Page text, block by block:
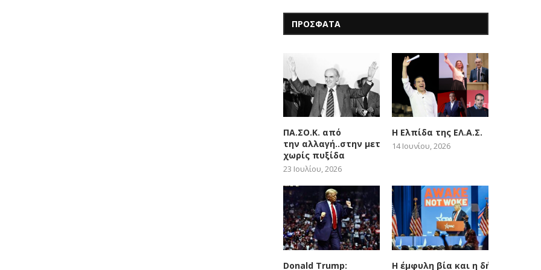
ΠΡΟΣΦΑΤΑ
ΠΑ.ΣΟ.Κ. από
την αλλαγή..στην μετατόπιση
χωρίς πυξίδα
23 Ιουλίου, 2026
Η Ελπίδα της ΕΛ.Α.Σ.
14 Ιουνίου, 2026
Donald Trump:
Η έμφυλη βία και η δήθεν woke